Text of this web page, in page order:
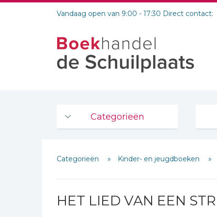
Vandaag open van 9:00 - 17:30 Direct contact:
Categorieën
De Bijbel
Bijbelse Dagboeken 2026
Bijbelstudie groepen
Categorieën Kinder- en jeugdboeken
HET LIED VAN EEN